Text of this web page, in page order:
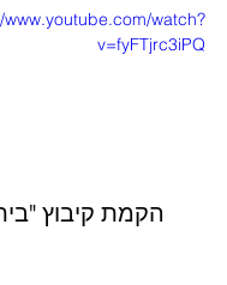
www.youtube.com/watch?
v=fyFTjrc3iPQ
הקמת קיבוץ